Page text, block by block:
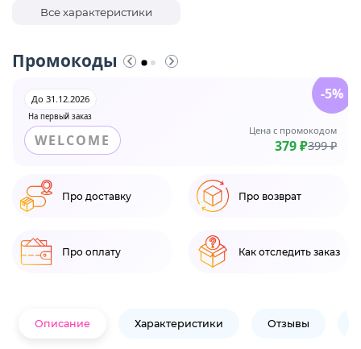
Все характеристики
Промокоды
На первый заказ
До 31.12.2026
WELCOME
Цена с промокодом
379 ₽399 ₽
-5%
Про доставку Про возврат
Про оплату Как отследить заказ
Описание Характеристики Отзывы